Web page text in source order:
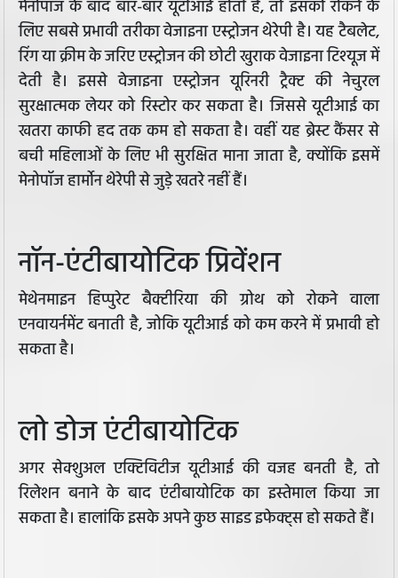
मेनोपॉज के बाद बार-बार यूटीआई होती है, तो इसको रोकने के
लिए सबसे प्रभावी तरीका वेजाइना एस्ट्रोजन थेरेपी है। यह टैबलेट,
रिंग या क्रीम के जरिए एस्ट्रोजन की छोटी खुराक वेजाइना टिश्यूज में
देती है। इससे वेजाइना एस्ट्रोजन यूरिनरी ट्रैक्ट की नेचुरल
सुरक्षात्मक लेयर को रिस्टोर कर सकता है। जिससे यूटीआई का
खतरा काफी हद तक कम हो सकता है। वहीं यह ब्रेस्ट कैंसर से
बची महिलाओं के लिए भी सुरक्षित माना जाता है, क्योंकि इसमें
मेनोपॉज हार्मोन थेरेपी से जुड़े खतरे नहीं हैं।
नॉन-एंटीबायोटिक प्रिवेंशन
मेथेनमाइन हिप्पुरेट बैक्टीरिया की ग्रोथ को रोकने वाला
एनवायर्नमेंट बनाती है, जोकि यूटीआई को कम करने में प्रभावी हो
सकता है।
लो डोज एंटीबायोटिक
अगर सेक्शुअल एक्टिविटीज यूटीआई की वजह बनती है, तो
रिलेशन बनाने के बाद एंटीबायोटिक का इस्तेमाल किया जा
सकता है। हालांकि इसके अपने कुछ साइड इफेक्ट्स हो सकते हैं।